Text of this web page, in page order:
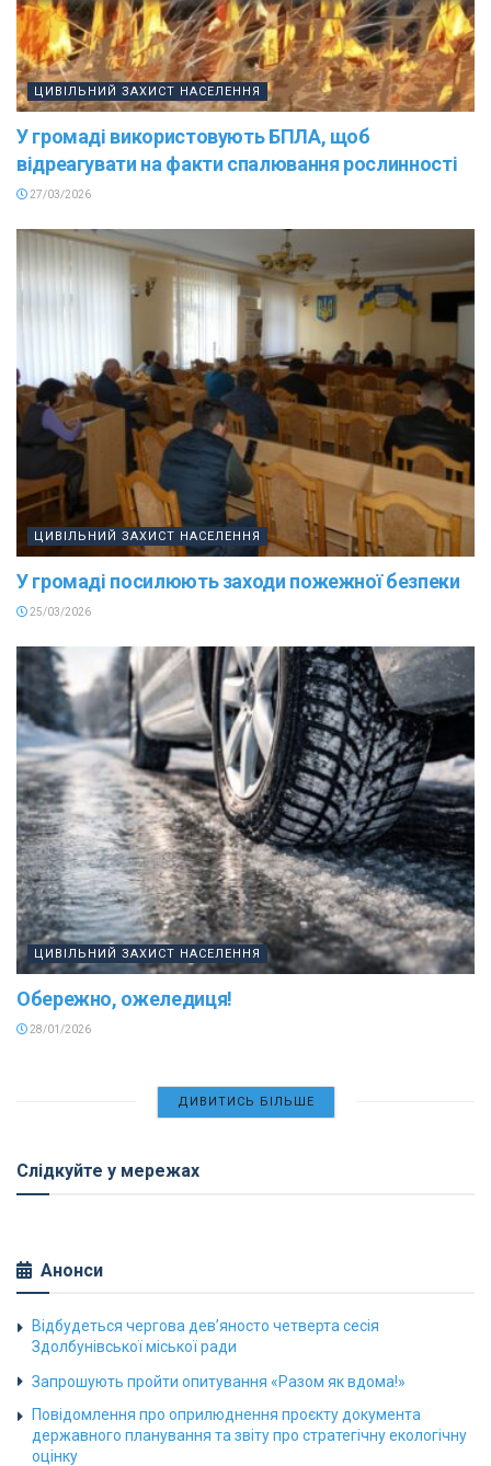
ЦИВІЛЬНИЙ ЗАХИСТ НАСЕЛЕННЯ
У громаді використовують БПЛА, щоб
відреагувати на факти спалювання рослинності
27/03/2026
ЦИВІЛЬНИЙ ЗАХИСТ НАСЕЛЕННЯ
У громаді посилюють заходи пожежної безпеки
25/03/2026
ЦИВІЛЬНИЙ ЗАХИСТ НАСЕЛЕННЯ
Обережно, ожеледиця!
28/01/2026
ДИВИТИСЬ БІЛЬШЕ
Слідкуйте у мережах
Анонси
Відбудеться чергова дев’яносто четверта сесія
Здолбунівської міської ради
Запрошують пройти опитування «Разом як вдома!»
Повідомлення про оприлюднення проєкту документа
державного планування та звіту про стратегічну екологічну
оцінку